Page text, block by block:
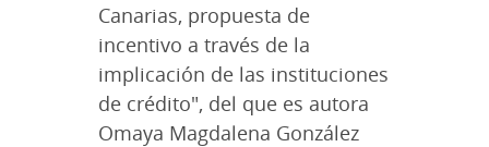
Canarias, propuesta de
incentivo a través de la
implicación de las instituciones
de crédito", del que es autora
Omaya Magdalena González